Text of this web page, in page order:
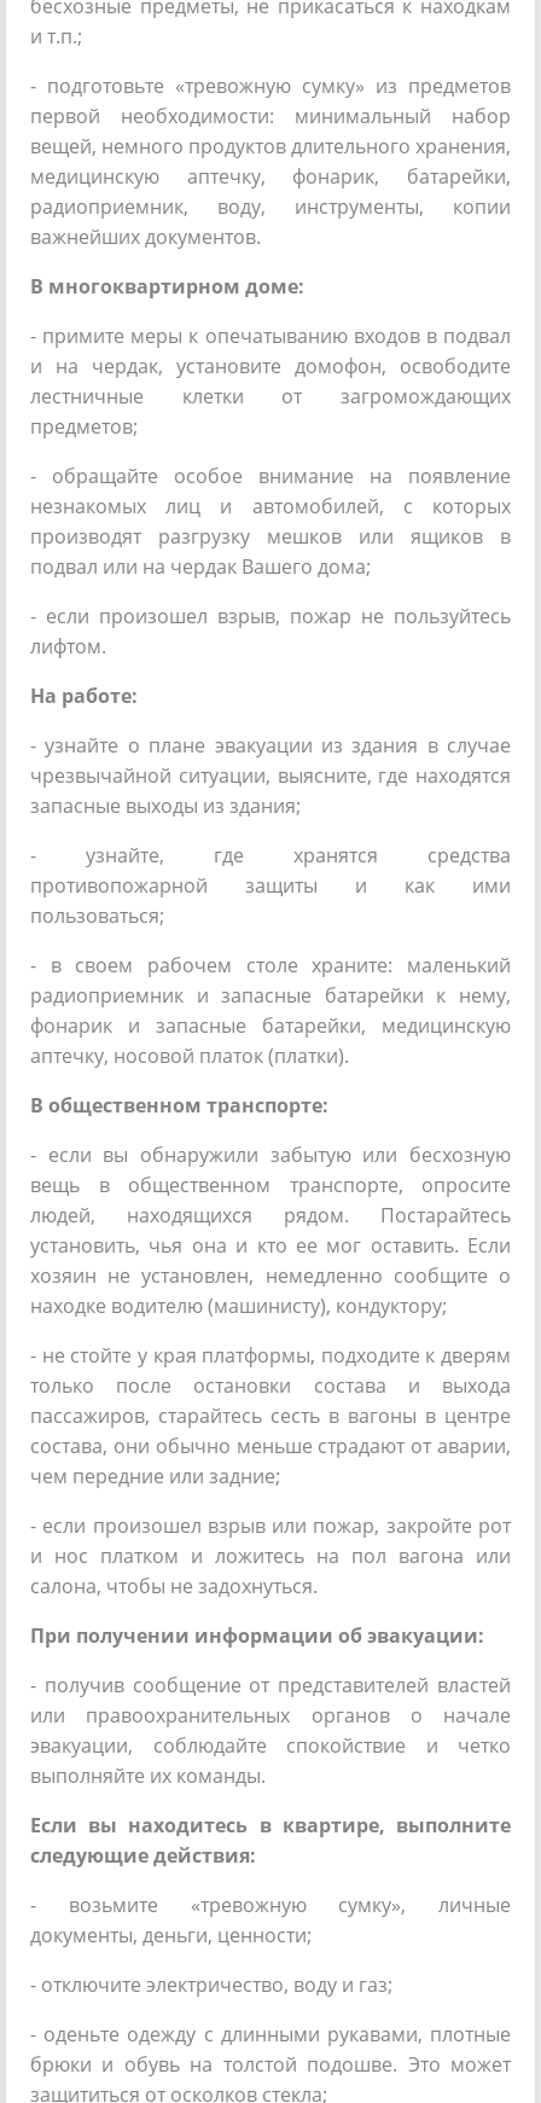
бесхозные предметы, не прикасаться к находкам
и т.п.;
- подготовьте «тревожную сумку» из предметов
первой необходимости: минимальный набор
вещей, немного продуктов длительного хранения,
медицинскую аптечку, фонарик, батарейки,
радиоприемник, воду, инструменты, копии
важнейших документов.
В многоквартирном доме:
- примите меры к опечатыванию входов в подвал
и на чердак, установите домофон, освободите
лестничные клетки от загромождающих
предметов;
- обращайте особое внимание на появление
незнакомых лиц и автомобилей, с которых
производят разгрузку мешков или ящиков в
подвал или на чердак Вашего дома;
- если произошел взрыв, пожар не пользуйтесь
лифтом.
На работе:
- узнайте о плане эвакуации из здания в случае
чрезвычайной ситуации, выясните, где находятся
запасные выходы из здания;
- узнайте, где хранятся средства
противопожарной защиты и как ими
пользоваться;
- в своем рабочем столе храните: маленький
радиоприемник и запасные батарейки к нему,
фонарик и запасные батарейки, медицинскую
аптечку, носовой платок (платки).
В общественном транспорте:
- если вы обнаружили забытую или бесхозную
вещь в общественном транспорте, опросите
людей, находящихся рядом. Постарайтесь
установить, чья она и кто ее мог оставить. Если
хозяин не установлен, немедленно сообщите о
находке водителю (машинисту), кондуктору;
- не стойте у края платформы, подходите к дверям
только после остановки состава и выхода
пассажиров, старайтесь сесть в вагоны в центре
состава, они обычно меньше страдают от аварии,
чем передние или задние;
- если произошел взрыв или пожар, закройте рот
и нос платком и ложитесь на пол вагона или
салона, чтобы не задохнуться.
При получении информации об эвакуации:
- получив сообщение от представителей властей
или правоохранительных органов о начале
эвакуации, соблюдайте спокойствие и четко
выполняйте их команды.
Если вы находитесь в квартире, выполните
следующие действия:
- возьмите «тревожную сумку», личные
документы, деньги, ценности;
- отключите электричество, воду и газ;
- оденьте одежду с длинными рукавами, плотные
брюки и обувь на толстой подошве. Это может
защититься от осколков стекла;